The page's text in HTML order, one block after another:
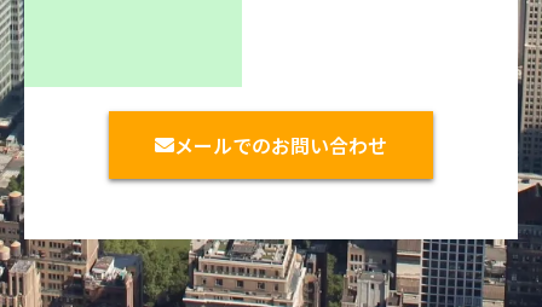
メールでのお問い合わせ